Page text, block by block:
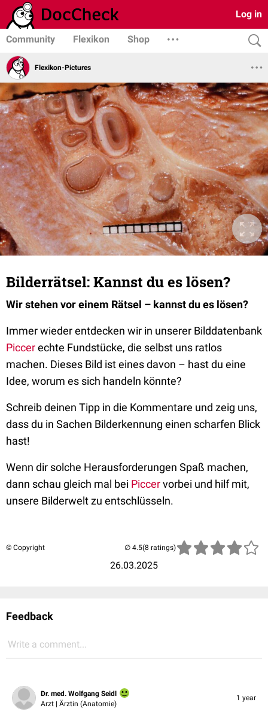
Log in
Community Flexikon Shop
Flexikon-Pictures
Bilderrätsel: Kannst du es lösen?
Wir stehen vor einem Rätsel – kannst du es lösen?
Immer wieder entdecken wir in unserer Bilddatenbank
Piccerechte Fundstücke, die selbst uns ratlos
machen. Dieses Bild ist eines davon – hast du eine
Idee, worum es sich handeln könnte?
Schreib deinen Tipp in die Kommentare und zeig uns,
dass du in Sachen Bilderkennung einen scharfen Blick
hast!
Wenn dir solche Herausforderungen Spaß machen,
dann schau gleich mal bei Piccervorbei und hilf mit,
unsere Bilderwelt zu entschlüsseln.
© Copyright
26.03.2025
(8 ratings)
Feedback
Write a comment...
Dr. med. Wolfgang Seidl
Arzt | Ärztin (Anatomie)
1 year